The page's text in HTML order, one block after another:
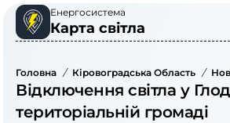
Енергосистема
Карта світла
Головна / Кіровоградська Область /
Відключення світла у
територіальній громаді